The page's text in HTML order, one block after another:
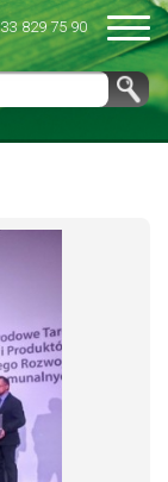
33 829 75 90